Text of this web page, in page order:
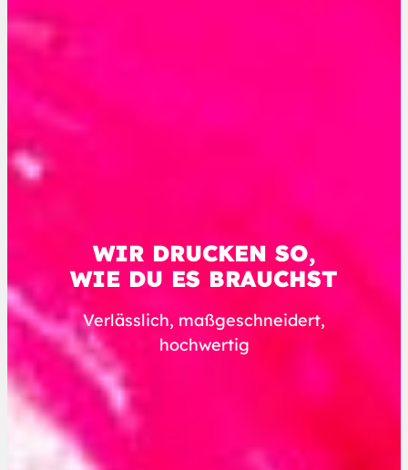
WIR DRUCKEN SO,
WIE DU ES BRAUCHST
Verlässlich, maßgeschneidert,
hochwertig